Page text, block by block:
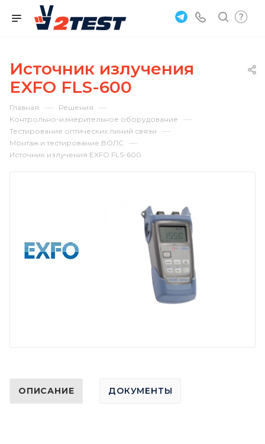
Источник излучения
EXFO FLS-600
Главная — Решения —
Контрольно-измерительное оборудование —
Тестирование оптических линий связи —
Монтаж и тестирование ВОЛС —
Источник излучения EXFO FLS-600
ОПИСАНИЕ ДОКУМЕНТЫ